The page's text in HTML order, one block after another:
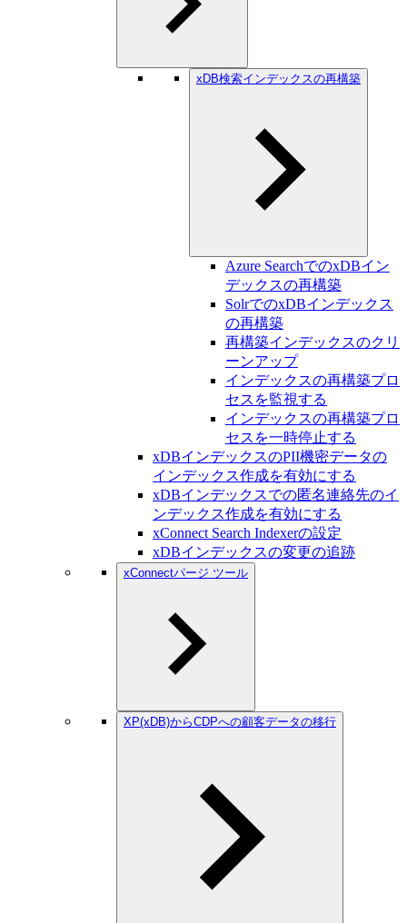
xDB検索インデックスの再構築
Azure SearchでのxDBイン
デックスの再構築
SolrでのxDBインデックス
の再構築
再構築インデックスのクリ
ーンアップ
インデックスの再構築プロ
セスを監視する
インデックスの再構築プロ
セスを一時停止する
xDBインデックスのPII機密データの
インデックス作成を有効にする
xDBインデックスでの匿名連絡先のイ
ンデックス作成を有効にする
xConnect Search Indexerの設定
xDBインデックスの変更の追跡
xConnectパージ ツール
XP(xDB)からCDPへの顧客データの移行